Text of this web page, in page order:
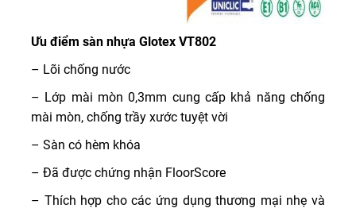
Ưu điểm sàn nhựa Glotex VT802
– Lõi chống nước
– Lớp mài mòn 0,3mm cung cấp khả năng chống
mài mòn, chống trầy xước tuyệt vời
– Sàn có hèm khóa
– Đã được chứng nhận FloorScore
– Thích hợp cho các ứng dụng thương mại nhẹ và